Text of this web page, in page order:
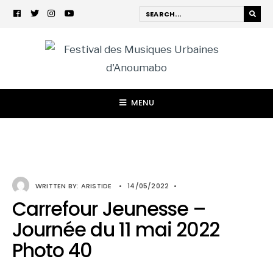
MENU
WRITTEN BY: ARISTIDE • 14/05/2022 •
Carrefour Jeunesse –
Journée du 11 mai 2022
Photo 40